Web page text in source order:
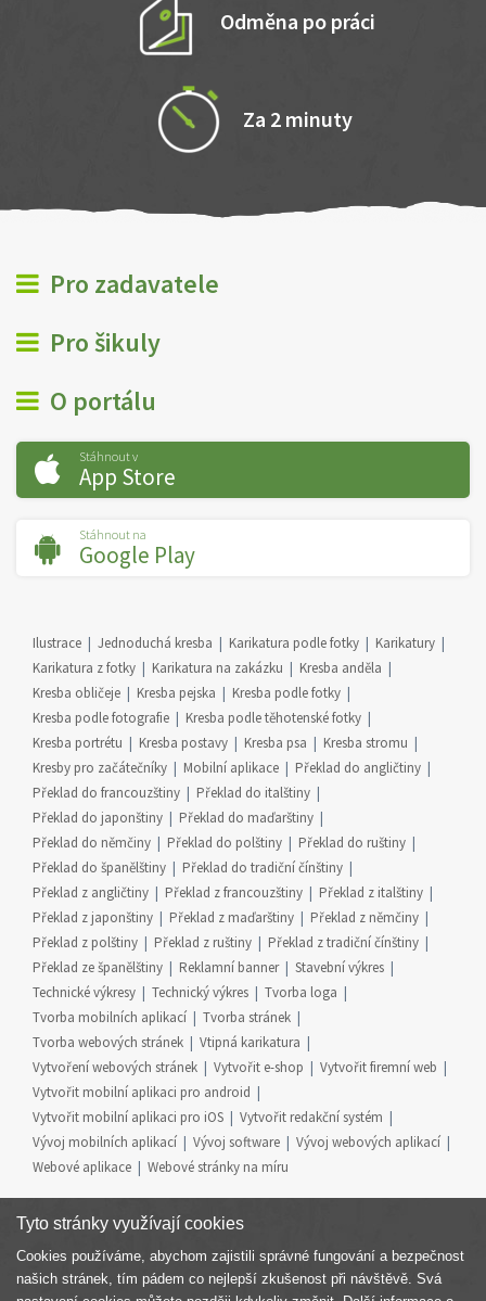
Odměna po práci
Za 2 minuty
Pro zadavatele
Pro šikuly
O portálu
Stáhnout v
App Store
Stáhnout na
Google Play
Ilustrace Jednoduchá kresba Karikatura podle fotky
Karikatury
Karikatura z fotky
Karikatura na zakázku
Kresba anděla
Kresba obličeje
Kresba pejska
Kresba podle fotky
Kresba podle fotografie
Kresba podle těhotenské fotky
Kresba portrétu
Kresba postavy Kresba psa
Kresba stromu
Kresby pro začátečníky
Mobilní aplikace
Překlad do angličtiny
Překlad do francouzštiny
Překlad do italštiny
Překlad do japonštiny
Překlad do maďarštiny
Překlad do němčiny
Překlad do polštiny
Překlad do ruštiny
Překlad do španělštiny
Překlad do tradiční čínštiny
Překlad z angličtiny
Překlad z francouzštiny
Překlad z italštiny
Překlad z japonštiny
Překlad z maďarštiny
Překlad z němčiny
Překlad z polštiny
Překlad z ruštiny
Překlad z tradiční čínštiny
Překlad ze španělštiny
Reklamní banner
Stavební výkres
Technické výkresy
Technický výkres
Tvorba loga
Tvorba mobilních aplikací
Tvorba stránek
Tvorba webových stránek
Vtipná karikatura
Vytvoření webových stránek
Vytvořit e-shop
Vytvořit firemní web
Vytvořit mobilní aplikaci pro android
Vytvořit mobilní aplikaci pro iOS
Vytvořit redakční systém
Vývoj mobilních aplikací
Vývoj software
Vývoj webových aplikací
Webové aplikace
Webové stránky na míru
Součást skupiny
Tyto stránky využívají cookies
Cookies používáme, abychom zajistili správné fungování a bezpečnost
našich stránek, tím pádem co nejlepší zkušenost při návštěvě. Svá